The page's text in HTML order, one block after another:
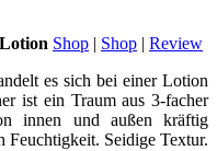
Shop | Shop | Review
es sich bei einer Lotion
ist ein Traum aus 3-facher
innen und außen kräftig
Feuchtigkeit. Seidige Textur.